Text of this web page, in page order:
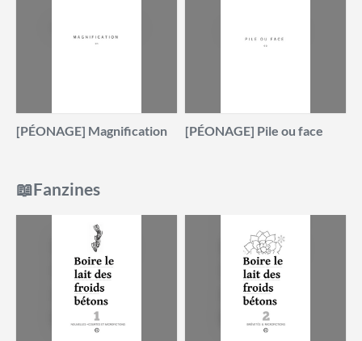
[PÉONAGE] Magnification [PÉONAGE] Pile ou face
📖Fanzines